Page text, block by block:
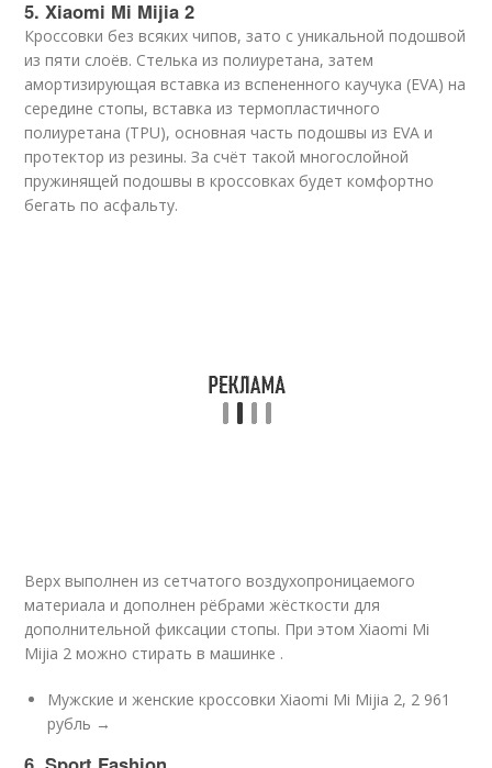
5. Xiaomi Mi Mijia 2
Кроссовки без всяких чипов, зато с уникальной подошвой
из пяти слоёв. Стелька из полиуретана, затем
амортизирующая вставка из вспененного каучука (EVA) на
середине стопы, вставка из термопластичного
полиуретана (TPU), основная часть подошвы из EVA и
протектор из резины. За счёт такой многослойной
пружинящей подошвы в кроссовках будет комфортно
бегать по асфальту.
Верх выполнен из сетчатого воздухопроницаемого
материала и дополнен рёбрами жёсткости для
дополнительной фиксации стопы. При этом Xiaomi Mi
Mijia 2 можно стирать в машинке .
Мужские и женские кроссовки Xiaomi Mi Mijia 2, 2 961
рубль →